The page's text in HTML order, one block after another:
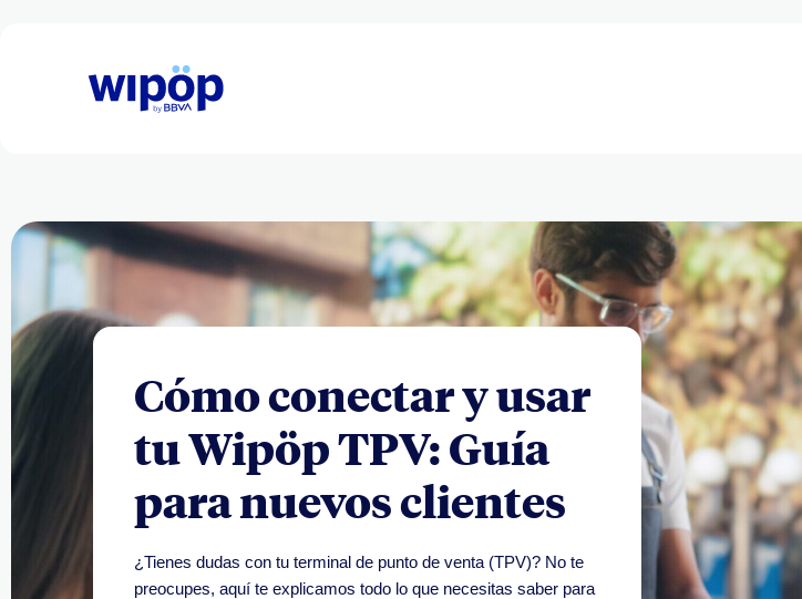
Cómo conectar y usar
tu Wipöp TPV: Guía
para nuevos clientes
¿Tienes dudas con tu terminal de punto de venta (TPV)? No te
preocupes, aquí te explicamos todo lo que necesitas saber para